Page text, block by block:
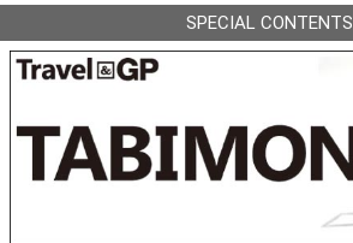
SPECIAL CONTENTS